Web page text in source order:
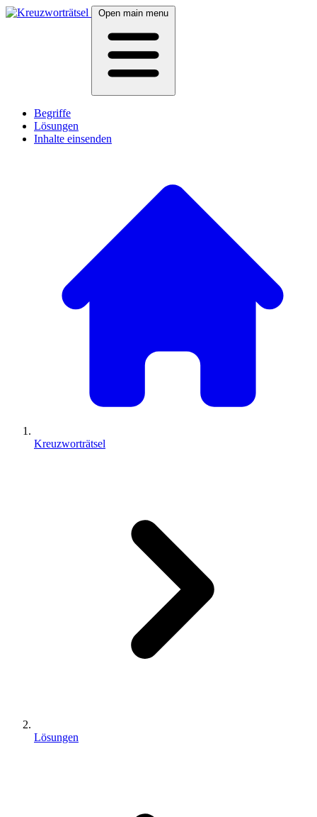
Open main menu
Begriffe
Lösungen
Inhalte einsenden
Kreuzworträtsel
Lösungen